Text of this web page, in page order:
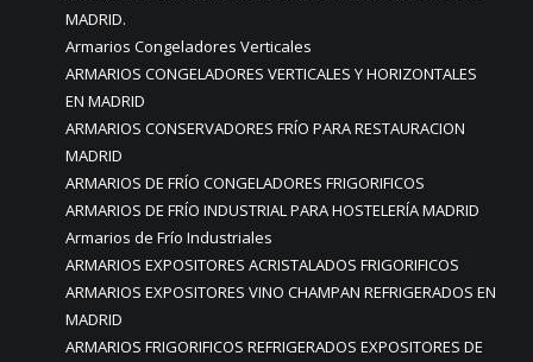
MADRID.
Armarios Congeladores Verticales
ARMARIOS CONGELADORES VERTICALES Y HORIZONTALES
EN MADRID
ARMARIOS CONSERVADORES FRÍO PARA RESTAURACION
MADRID
ARMARIOS DE FRÍO CONGELADORES FRIGORIFICOS
ARMARIOS DE FRÍO INDUSTRIAL PARA HOSTELERÍA MADRID
Armarios de Frío Industriales
ARMARIOS EXPOSITORES ACRISTALADOS FRIGORIFICOS
ARMARIOS EXPOSITORES VINO CHAMPAN REFRIGERADOS EN
MADRID
ARMARIOS FRIGORIFICOS REFRIGERADOS EXPOSITORES DE